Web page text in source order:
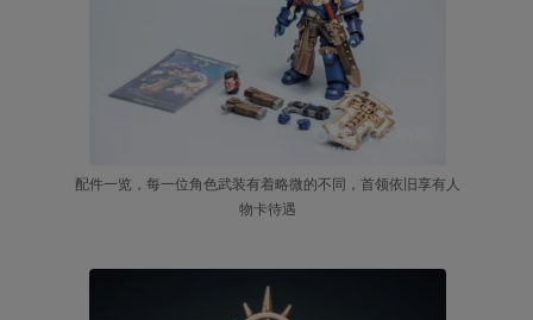
配件一览，每一位角色武装有着略微的不同，首领依旧享有人
物卡待遇